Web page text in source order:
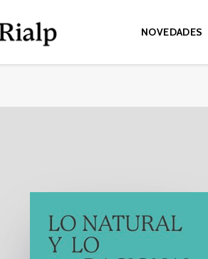
NOVEDADES